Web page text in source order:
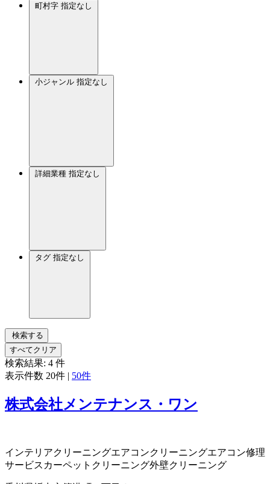
町村字 指定なし
小ジャンル 指定なし
詳細業種 指定なし
タグ 指定なし
検索する
すべてクリア
検索結果: 4 件
表示件数 20件 | 50件
株式会社メンテナンス・ワン
インテリアクリーニングエアコンクリーニングエアコン修理
サービス カーペットクリーニング外壁クリーニング